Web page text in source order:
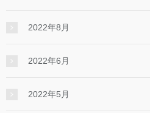
2022年8月
2022年6月
2022年5月